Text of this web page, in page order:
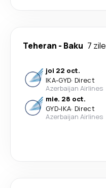
Teheran - Baku 7 zile
joi 22 oct.
IKA-GYD· Direct
Azerbaijan Airlines
mie. 28 oct.
GYD-IKA· Direct
Azerbaijan Airlines